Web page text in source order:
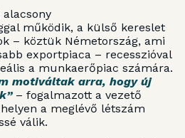
működik, a külső kereslet
– köztük Németország, ami
exportpiaca – recesszióval
a munkaerőpiac számára.
motiváltak arra, hogy új
– fogalmazott a vezető
a meglévő létszám
válik.